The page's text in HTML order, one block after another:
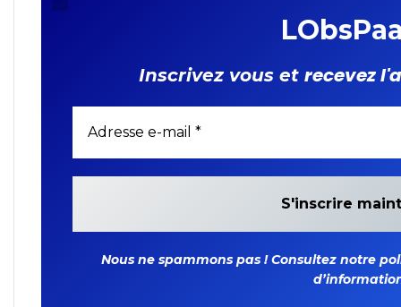
Inscrivez vous et recevez
Nous ne spammons pas ! Consultez notre